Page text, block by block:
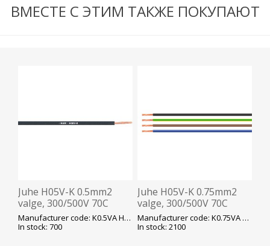
ВМЕСТЕ С ЭТИМ ТАКЖЕ ПОКУПАЮТ
Juhe H05V-K 0.5mm2
valge, 300/500V 70C
peenkiud K100
Manufacturer code: K0.5VA H05V-K
In stock: 700
Juhe H05V-K 0.75mm2
valge, 300/500V 70C
peenkiud K100
Manufacturer code: K0.75VA H05V-K
In stock: 2100